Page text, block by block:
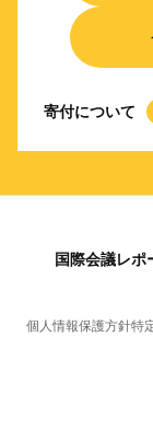
寄付について
国際会議レポ
個人情報保護方針特